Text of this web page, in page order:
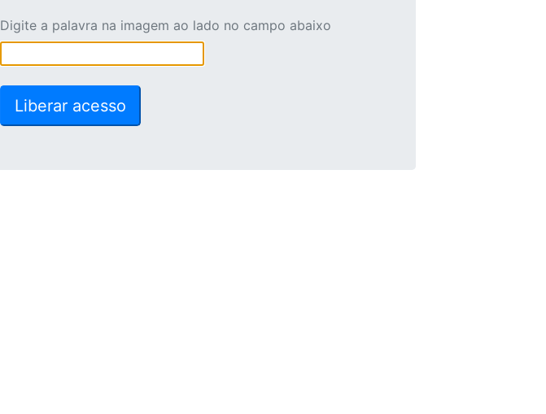
Digite a palavra na imagem ao lado no campo abaixo